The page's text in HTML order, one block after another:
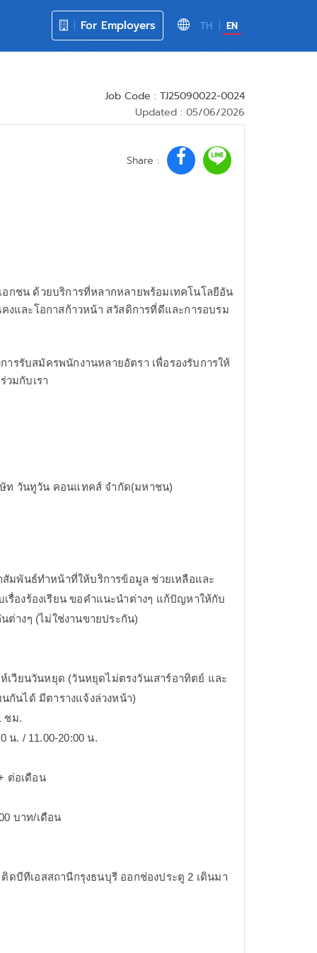
TH EN
For Employers
Job Code : TJ25090022-0024
Updated : 05/06/2026
Share :
อกชน ด้วยบริการที่หลากหลายพร้อมเทคโนโลยีอัน
และโอกาสก้าวหน้า สวัสดิการที่ดีและการอบรม
ารรับสมัครพนักงานหลายอัตรา เพื่อรองรับการให้
วมกับเรา
ท วันทูวัน คอนแทคส์ จำกัด(มหาชน)
มพันธ์ทำหน้าที่ให้บริการข้อมูล ช่วยเหลือและ
รื่องร้องเรียน ขอคำแนะนำต่างๆ แก้ปัญหาให้กับ
ต่างๆ (ไม่ใช่งานขายประกัน)
เวียนวันหยุด (วันหยุดไม่ตรงวันเสาร์อาทิตย์ และ
กันได้ มีตารางแจ้งล่วงหน้า)
ชม.
น. / 11.00-20:00 น.
ต่อเดือน
บาท/เดือน
ติดบีทีเอสสถานีกรุงธนบุรี ออกช่องประตู 2 เดินมา